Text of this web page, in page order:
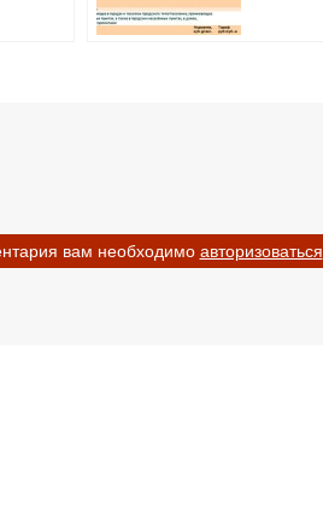
вам необходимо авторизоваться